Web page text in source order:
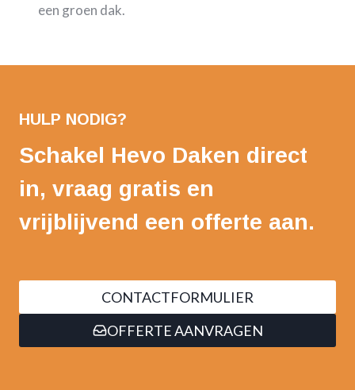
een groen dak.
HULP NODIG?
Schakel Hevo Daken direct
in, vraag gratis en
vrijblijvend een offerte aan.
CONTACTFORMULIER
OFFERTE AANVRAGEN